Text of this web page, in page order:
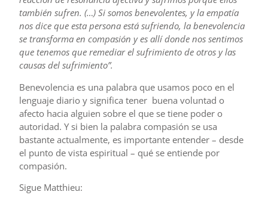
también sufren. (…) Si somos benevolentes, y la empatía
nos dice que esta persona está sufriendo, la benevolencia
se transforma en compasión y es allí donde nos sentimos
que tenemos que remediar el sufrimiento de otros y las
causas del sufrimiento”.
Benevolencia es una palabra que usamos poco en el
lenguaje diario y significa tener buena voluntad o
afecto hacia alguien sobre el que se tiene poder o
autoridad. Y si bien la palabra compasión se usa
bastante actualmente, es importante entender – desde
el punto de vista espiritual – qué se entiende por
compasión.
Sigue Matthieu: